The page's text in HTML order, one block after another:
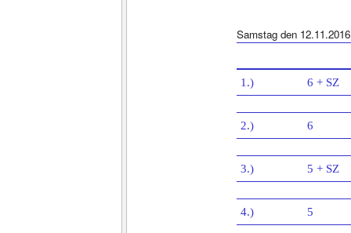
Samstag den 12.11.2016
1.) 6 + SZ
2.) 6
3.) 5 + SZ
4.) 5